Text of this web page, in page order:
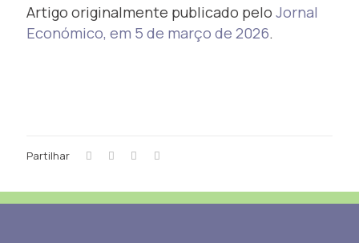
Artigo originalmente publicado pelo Jornal
Económico, em 5 de março de 2026.
Partilhar